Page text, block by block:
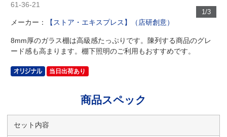
1/3
61-36-21
メーカー： 【ストア・エキスプレス】（店研創意）
8mm厚のガラス棚は高級感たっぷりです。陳列する商品のグレ
ード感も高まります。棚下照明のご利用もおすすめです。
当日出荷あり
商品スペック
セット内容